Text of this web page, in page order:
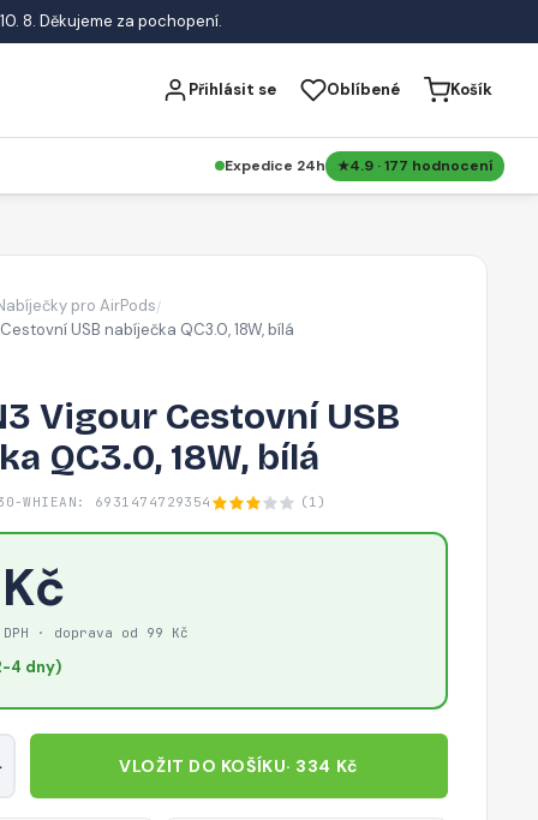
8. Děkujeme za pochopení.
Přihlásit se Oblíbené Košík
Expedice 24h 4.9 · 177 hodnocení
pro AirPods/
USB nabíječka QC3.0, 18W, bílá
Vigour Cestovní USB
QC3.0, 18W, bílá
WHI EAN: 6931474729354 (1)
· doprava od 99 Kč
4 dny)
VLOŽIT DO KOŠÍKU· 334 Kč